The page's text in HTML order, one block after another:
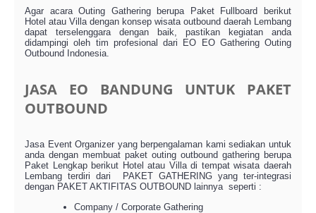
Agar acara Outing Gathering berupa Paket Fullboard berikut
Hotel atau Villa dengan konsep wisata outbound daerah Lembang
dapat terselenggara dengan baik, pastikan kegiatan anda
didampingi oleh tim profesional dari EO EO Gathering Outing
Outbound Indonesia.
JASA EO BANDUNG UNTUK PAKET
OUTBOUND
Jasa Event Organizer yang berpengalaman kami sediakan untuk
anda dengan membuat paket outing outbound gathering berupa
Paket Lengkap berikut Hotel atau Villa di tempat wisata daerah
Lembang terdiri dari PAKET GATHERING yang ter-integrasi
dengan PAKET AKTIFITAS OUTBOUND lainnya seperti :
Company / Corporate Gathering